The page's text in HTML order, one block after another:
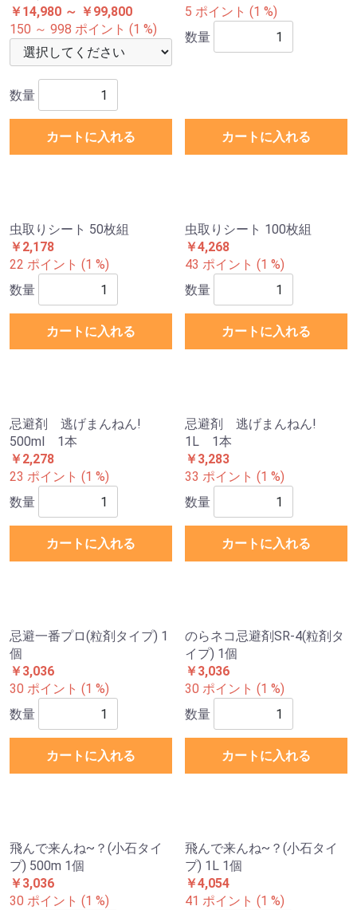
￥14,980 ～ ￥99,800
150 ～ 998 ポイント (1 %)
数量
カートに入れる
5 ポイント (1 %)
数量
カートに入れる
虫取りシート 50枚組
￥2,178
22 ポイント (1 %)
数量
カートに入れる
虫取りシート 100枚組
￥4,268
43 ポイント (1 %)
数量
カートに入れる
忌避剤 逃げまんねん!
500ml 1本
￥2,278
23 ポイント (1 %)
数量
カートに入れる
忌避剤 逃げまんねん!
1L 1本
￥3,283
33 ポイント (1 %)
数量
カートに入れる
忌避一番プロ(粒剤タイプ) 1
個
￥3,036
30 ポイント (1 %)
数量
カートに入れる
のらネコ忌避剤SR-4(粒剤タ
イプ) 1個
￥3,036
30 ポイント (1 %)
数量
カートに入れる
飛んで来んね~？(小石タイ
プ) 500m 1個
￥3,036
30 ポイント (1 %)
飛んで来んね~？(小石タイ
プ) 1L 1個
￥4,054
41 ポイント (1 %)